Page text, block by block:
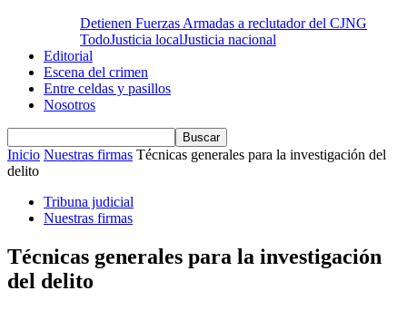
Detienen Fuerzas Armadas a reclutador del CJNG
TodoJusticia localJusticia nacional
Editorial
Escena del crimen
Entre celdas y pasillos
Nosotros
Inicio Nuestras firmas Técnicas generales para la investigación del
delito
Tribuna judicial
Nuestras firmas
Técnicas generales para la investigación
del delito